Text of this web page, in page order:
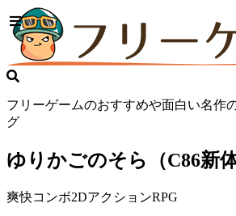
フリーゲームのおすすめや面白い名作
グ
ゆりかごのそら（C86新体
爽快コンボ2DアクションRPG